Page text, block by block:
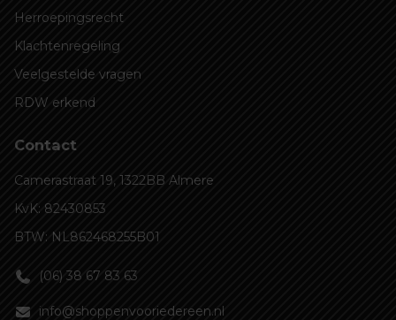
Herroepingsrecht
Klachtenregeling
Veelgestelde vragen
RDW erkend
Contact
Camerastraat 19, 1322BB Almere
KvK: 82430853
BTW: NL862468255B01
(06) 38 67 83 63
info@shoppenvooriedereen.nl